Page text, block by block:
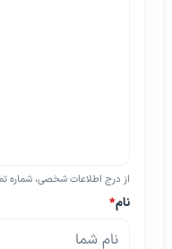
از درج اطلاعات شخصی، شماره
نام*